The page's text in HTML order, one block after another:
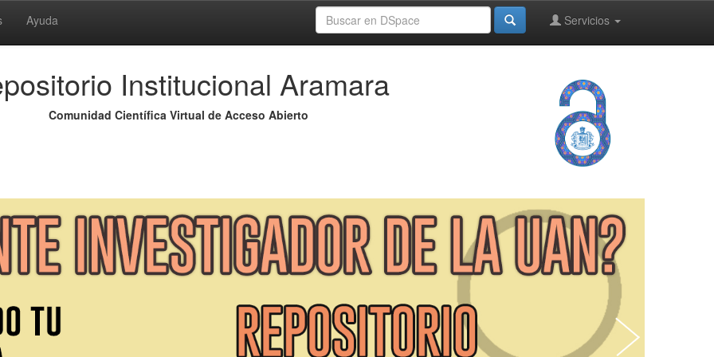
Ayuda Servicios
Institucional Aramara
Comunidad Científica Virtual de Acceso Abierto